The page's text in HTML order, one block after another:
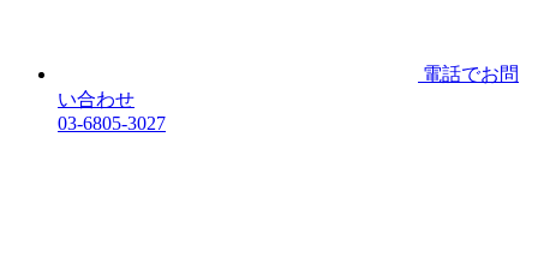
電話でお問
い合わせ
03-6805-3027